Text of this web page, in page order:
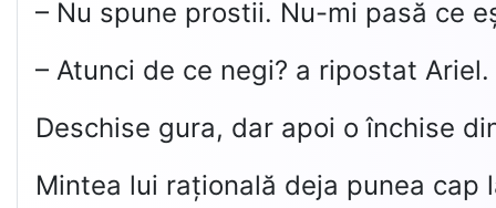
– Nu spune prostii. Nu-mi pasă ce
– Atunci de ce negi? a ripostat
Deschise gura, dar apoi o închise
Mintea lui rațională deja punea